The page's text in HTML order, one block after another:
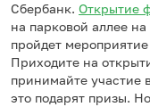
Сбербанк. Открытие
на парковой аллее
пройдет
Приходите на
принимайте участие
это подарят призы.